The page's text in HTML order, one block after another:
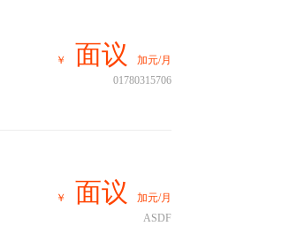
￥ 面议
加元/月
01780315706
￥ 面议
加元/月
ASDF